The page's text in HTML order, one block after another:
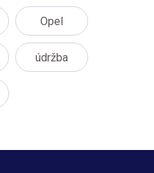
Opel
údržba